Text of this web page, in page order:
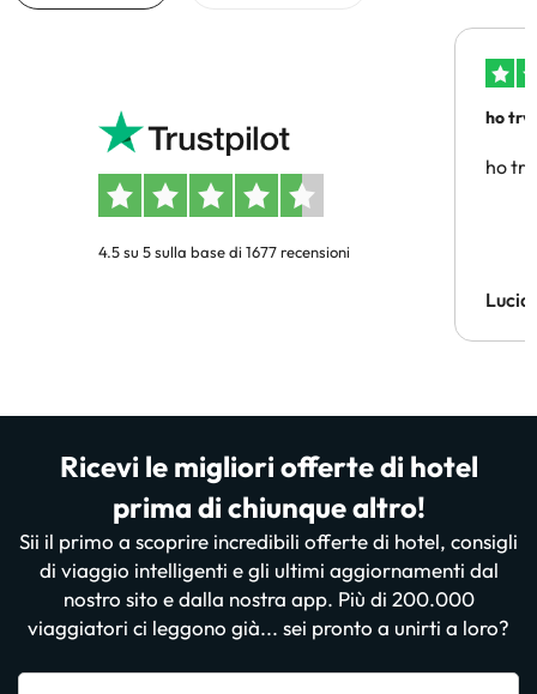
4.5 su 5 sulla base di 1677 recensioni
ho
ho
Lucia
Ricevi le migliori offerte di hotel
prima di chiunque altro!
Sii il primo a scoprire incredibili offerte di hotel, consigli
di viaggio intelligenti e gli ultimi aggiornamenti dal
nostro sito e dalla nostra app. Più di 200.000
viaggiatori ci leggono già... sei pronto a unirti a loro?